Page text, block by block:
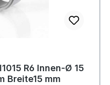
R6 Innen-Ø 15
Breite15 mm